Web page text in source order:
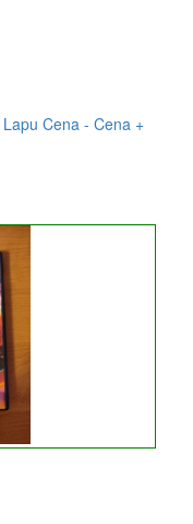
Lapu Cena - Cena +